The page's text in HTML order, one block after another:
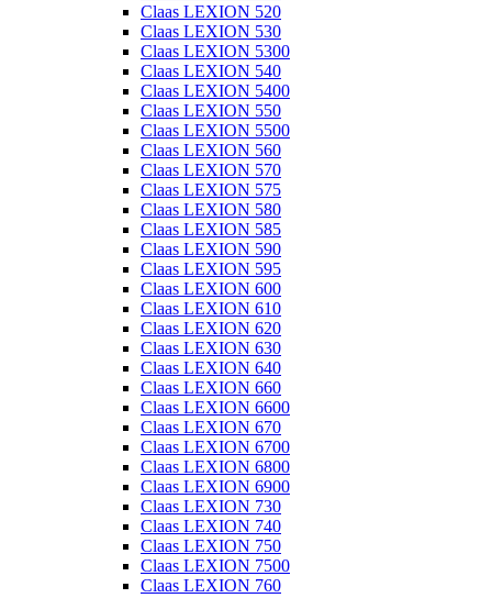
Claas LEXION 520
Claas LEXION 530
Claas LEXION 5300
Claas LEXION 540
Claas LEXION 5400
Claas LEXION 550
Claas LEXION 5500
Claas LEXION 560
Claas LEXION 570
Claas LEXION 575
Claas LEXION 580
Claas LEXION 585
Claas LEXION 590
Claas LEXION 595
Claas LEXION 600
Claas LEXION 610
Claas LEXION 620
Claas LEXION 630
Claas LEXION 640
Claas LEXION 660
Claas LEXION 6600
Claas LEXION 670
Claas LEXION 6700
Claas LEXION 6800
Claas LEXION 6900
Claas LEXION 730
Claas LEXION 740
Claas LEXION 750
Claas LEXION 7500
Claas LEXION 760